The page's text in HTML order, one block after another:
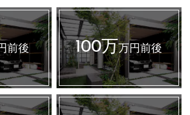
前後 100万万円前後